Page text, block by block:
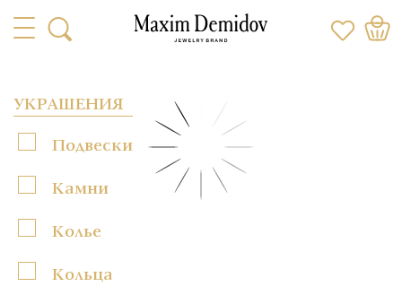
УКРАШЕНИЯ
Подвески
Камни
Колье
Кольца